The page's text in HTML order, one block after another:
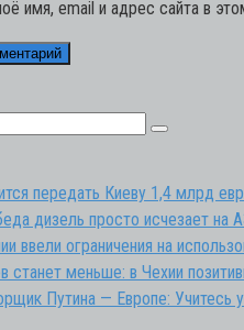
имя, email и адрес сайта в
передать Киеву 1,4 млрд
дизель просто исчезает на
ввели ограничения на
станет меньше: в Чехии
Путина — Европе: Учитесь